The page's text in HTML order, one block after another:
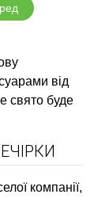
від
свято буде
компанії,